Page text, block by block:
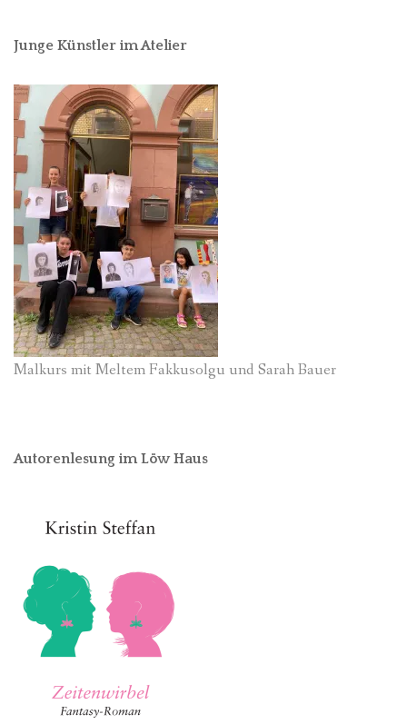
Junge Künstler im Atelier
Malkurs mit Meltem Fakkusolgu und Sarah Bauer
Autorenlesung im Löw Haus